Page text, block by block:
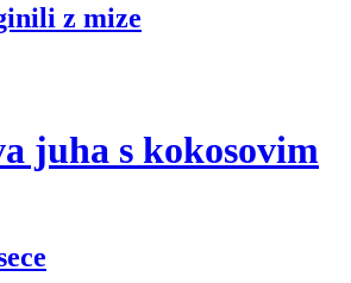
z mize
juha s kokosovim